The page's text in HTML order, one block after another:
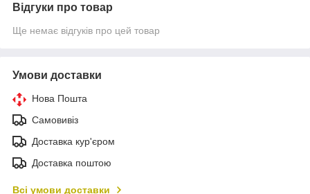
Відгуки про товар
Ще немає відгуків про цей товар
Умови доставки
Нова Пошта
Самовивіз
Доставка кур'єром
Доставка поштою
Всі умови доставки